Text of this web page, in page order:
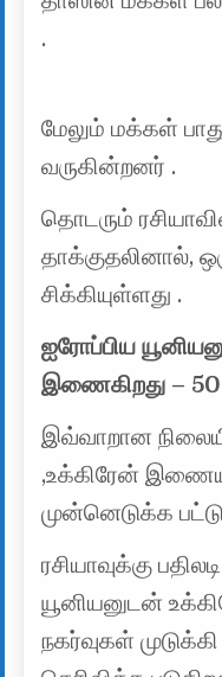
.
மேலும் மக்கள்
வருகின்றனர் .
தொடரும்
தாக்குதலினால்,
சிக்கியுள்ளது .
ஐரோப்பிய
இணைகிறது – 50
இவ்வாறான
,உக்கிரேன்
முன்னெடுக்க பட்டு
ரசியாவுக்கு
யூனியனுடன்
நகர்வுகள்